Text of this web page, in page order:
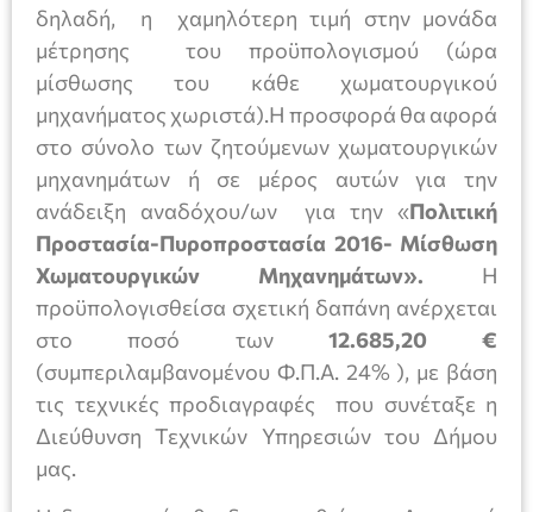
δηλαδή, η χαμηλότερη τιμή στην μονάδα
μέτρησης του προϋπολογισμού (ώρα
μίσθωσης του κάθε χωματουργικού
μηχανήματος χωριστά).Η προσφορά θα αφορά
στο σύνολο των ζητούμενων χωματουργικών
μηχανημάτων ή σε μέρος αυτών για την
ανάδειξη αναδόχου/ων για την «Πολιτική
Προστασία-Πυροπροστασία 2016- Μίσθωση
Χωματουργικών Μηχανημάτων». Η
προϋπολογισθείσα σχετική δαπάνη ανέρχεται
στο ποσό των 12.685,20 €
(συμπεριλαμβανομένου Φ.Π.Α. 24% ), με βάση
τις τεχνικές προδιαγραφές που συνέταξε η
Διεύθυνση Τεχνικών Υπηρεσιών του Δήμου
μας.